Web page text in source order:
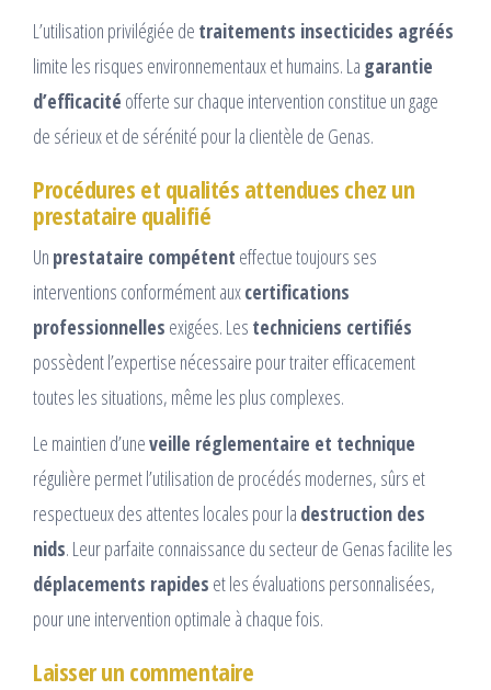
L’utilisation privilégiée de traitements insecticides agréés
limite les risques environnementaux et humains. La garantie
d’efficacité offerte sur chaque intervention constitue un gage
de sérieux et de sérénité pour la clientèle de Genas.
Procédures et qualités attendues chez un
prestataire qualifié
Un prestataire compétent effectue toujours ses
interventions conformément auxcertifications
professionnelles exigées. Les techniciens certifiés
possèdent l’expertise nécessaire pour traiter efficacement
toutes les situations, même les plus complexes.
Le maintien d’uneveille réglementaire et technique
régulière permet l’utilisation de procédés modernes, sûrs et
respectueux des attentes locales pour la destruction des
nids. Leur parfaite connaissance du secteur de Genas facilite les
déplacements rapides et les évaluations personnalisées,
pour une intervention optimale à chaque fois.
Laisser un commentaire